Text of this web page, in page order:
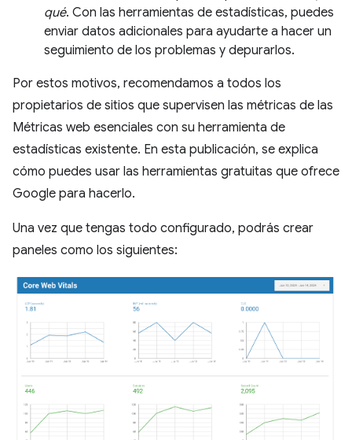
qué. Con las herramientas de estadísticas, puedes
enviar datos adicionales para ayudarte a hacer un
seguimiento de los problemas y depurarlos.
Por estos motivos, recomendamos a todos los
propietarios de sitios que supervisen las métricas de las
Métricas web esenciales con su herramienta de
estadísticas existente. En esta publicación, se explica
cómo puedes usar las herramientas gratuitas que ofrece
Google para hacerlo.
Una vez que tengas todo configurado, podrás crear
paneles como los siguientes: